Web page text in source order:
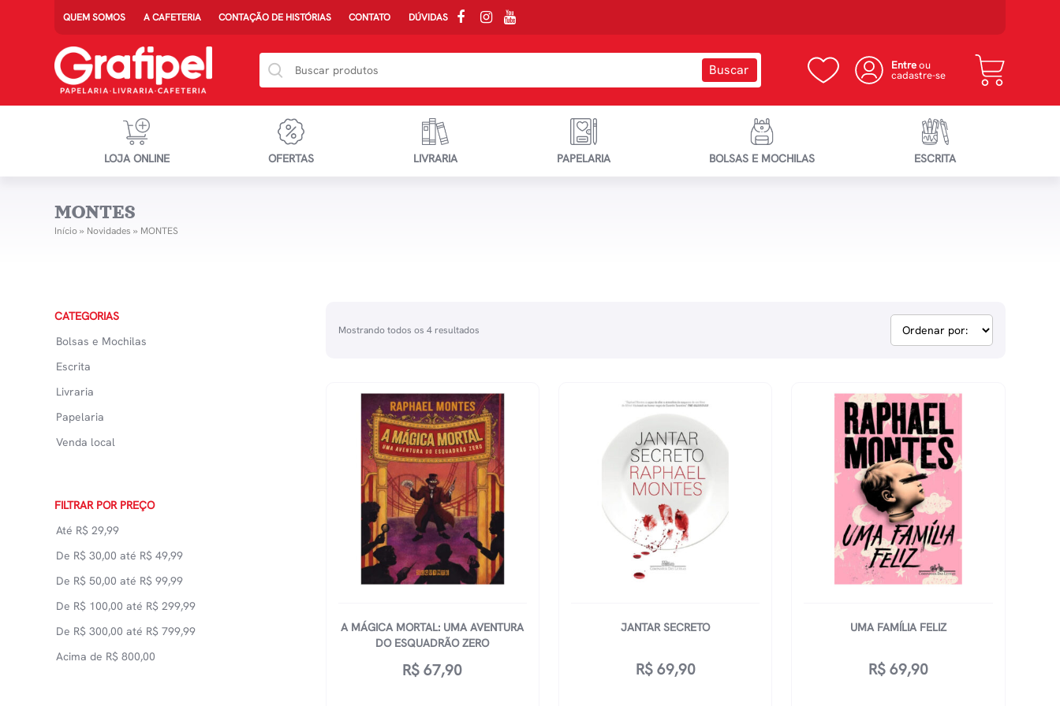
QUEM SOMOS A CAFETERIA CONTAÇÃO DE HISTÓRIAS CONTATO DÚVIDAS
Entreou
cadastre-se
LOJA ONLINE OFERTAS LIVRARIA PAPELARIA BOLSAS E MOCHILAS ESCRITA
MONTES
Início» Novidades » MONTES
CATEGORIAS
Bolsas e Mochilas
Escrita
Livraria
Papelaria
Venda local
FILTRAR POR PREÇO
Até R$ 29,99
De R$ 30,00 até R$ 49,99
De R$ 50,00 até R$ 99,99
De R$ 100,00 até R$ 299,99
De R$ 300,00 até R$ 799,99
Acima de R$ 800,00
Mostrando todos os 4 resultados
A MÁGICA MORTAL: UMA AVENTURA
DO ESQUADRÃO ZERO
R$ 67,90
JANTAR SECRETO
R$69,90
UMA FAMÍLIA FELIZ
R$ 69,90